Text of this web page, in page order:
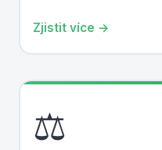
Zjistit více →
⚖️